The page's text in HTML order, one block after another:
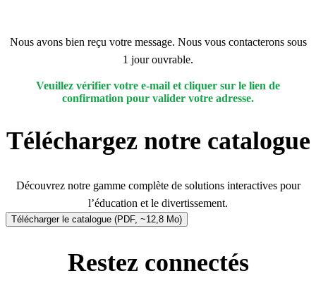
Nous avons bien reçu votre message. Nous vous contacterons sous
1 jour ouvrable.
Veuillez vérifier votre e-mail et cliquer sur le lien de
confirmation pour valider votre adresse.
Téléchargez notre catalogue
Découvrez notre gamme complète de solutions interactives pour
l’éducation et le divertissement.
Télécharger le catalogue (PDF, ~12,8 Mo)
Restez connectés